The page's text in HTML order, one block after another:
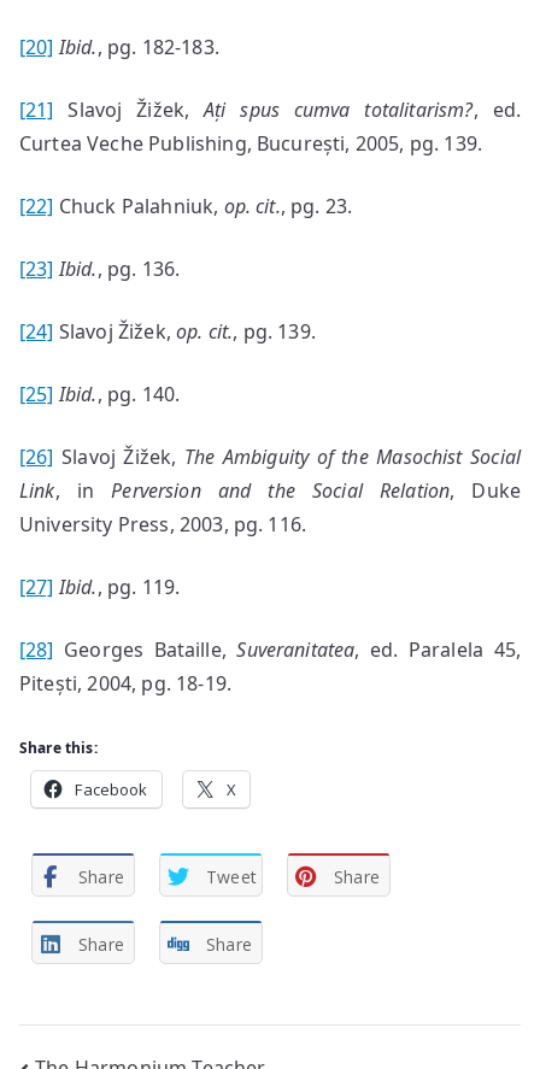
[20] Ibid., pg. 182-183.
[21] Slavoj Žižek,Ați spus cumva totalitarism?, ed.
Curtea Veche Publishing, București, 2005, pg. 139.
[22] Chuck Palahniuk, op. cit., pg. 23.
[23] Ibid., pg. 136.
[24] Slavoj Žižek,op. cit., pg. 139.
[25] Ibid., pg. 140.
[26] Slavoj Žižek, The Ambiguity of the Masochist Social
Link, inPerversion and the Social Relation, Duke
University Press, 2003, pg. 116.
[27] Ibid., pg. 119.
[28] Georges Bataille,Suveranitatea, ed. Paralela 45,
Pitești, 2004, pg. 18-19.
Share this:
Facebook X
Share Tweet Share
Share Share